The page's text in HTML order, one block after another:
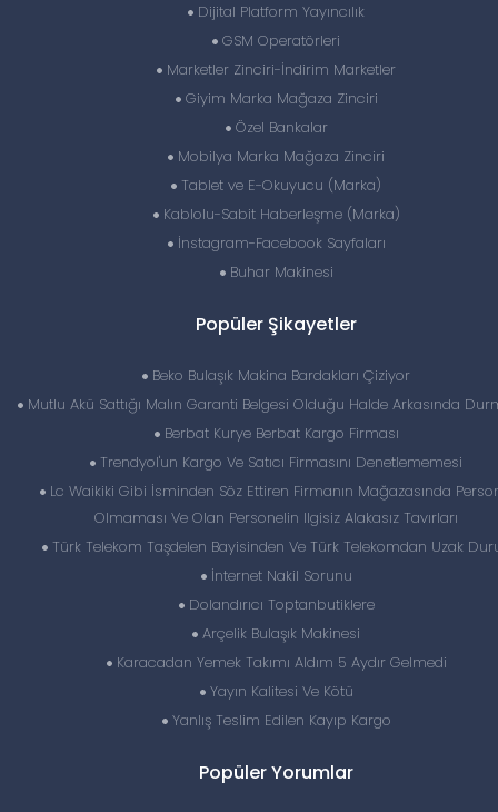
Dijital Platform Yayıncılık
GSM Operatörleri
Marketler Zinciri-İndirim Marketler
Giyim Marka Mağaza Zinciri
Özel Bankalar
Mobilya Marka Mağaza Zinciri
Tablet ve E-Okuyucu (Marka)
Kablolu-Sabit Haberleşme (Marka)
İnstagram-Facebook Sayfaları
Buhar Makinesi
Popüler Şikayetler
Beko Bulaşık Makina Bardakları Çiziyor
Mutlu Akü Sattığı Malın Garanti Belgesi Olduğu Halde Arkasında
Berbat Kurye Berbat Kargo Firması
Trendyol'un Kargo Ve Satıcı Firmasını Denetlememesi
Lc Waikiki Gibi İsminden Söz Ettiren Firmanın Mağazasında
Olmaması Ve Olan Personelin Ilgisiz Alakasız Tavırları
Türk Telekom Taşdelen Bayisinden Ve Türk Telekomdan Uzak
İnternet Nakil Sorunu
Dolandırıcı Toptanbutiklere
Arçelik Bulaşık Makinesi
Karacadan Yemek Takımı Aldım 5 Aydır Gelmedi
Yayın Kalitesi Ve Kötü
Yanlış Teslim Edilen Kayıp Kargo
Popüler Yorumlar